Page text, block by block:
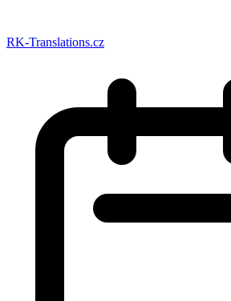
RK-Translations.cz